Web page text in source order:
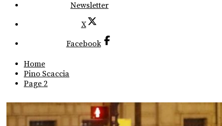
Newsletter
X
Facebook
Home
Pino Scaccia
Page 2